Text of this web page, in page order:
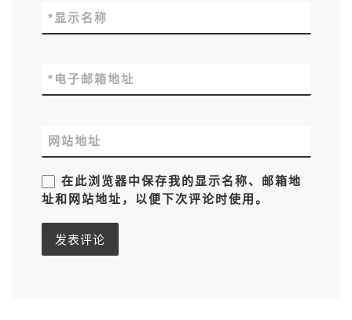
显示名称
*
电子邮箱地址
*
网站地址
在此浏览器中保存我的显示名称、邮箱地
址和网站地址，以便下次评论时使用。